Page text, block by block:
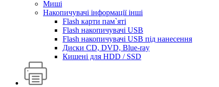
Миші
Накопичувачі інформації інші
Flash карти пам`яті
Flash накопичувачі USB
Flash накопичувачі USB під нанесення
Диски CD, DVD, Blue-ray
Кишені для HDD / SSD